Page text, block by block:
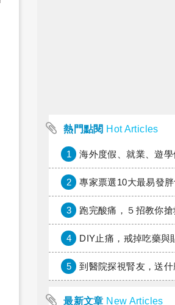
熱門點閱 Hot Articles
1 海外度假、就業、遊學保障加倍，富邦產險「一期逐夢」專案加碼
2 專家票選10大最易發
3 跑完酸痛，５招教你搶救
4 DIY止痛，戒掉吃藥與
5 到醫院探視腎友，送什麼
最新文章 New Articles